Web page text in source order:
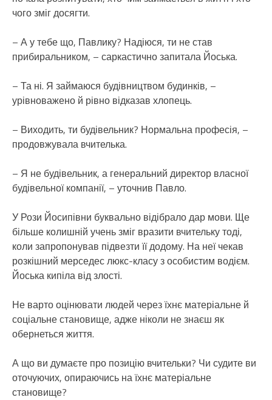
чого зміг досягти.
– А у тебе що, Павлику? Надіюся, ти не став
прибиральником, – саркастично запитала Йоська.
– Та ні. Я займаюся будівництвом будинків, –
урівноважено й рівно відказав хлопець.
– Виходить, ти будівельник? Нормальна професія, –
продовжувала вчителька.
– Я не будівельник, а генеральний директор власної
будівельної компанії, – уточнив Павло.
У Рози Йосипівни буквально відібрало дар мови. Ще
більше колишній учень зміг вразити вчительку тоді,
коли запропонував підвезти її додому. На неї чекав
розкішний мерседес люкс-класу з особистим водієм.
Йоська кипіла від злості.
Не варто оцінювати людей через їхнє матеріальне й
соціальне становище, адже ніколи не знаєш як
обернеться життя.
А що ви думаєте про позицію вчительки? Чи судите ви
оточуючих, опираючись на їхнє матеріальне
становище?